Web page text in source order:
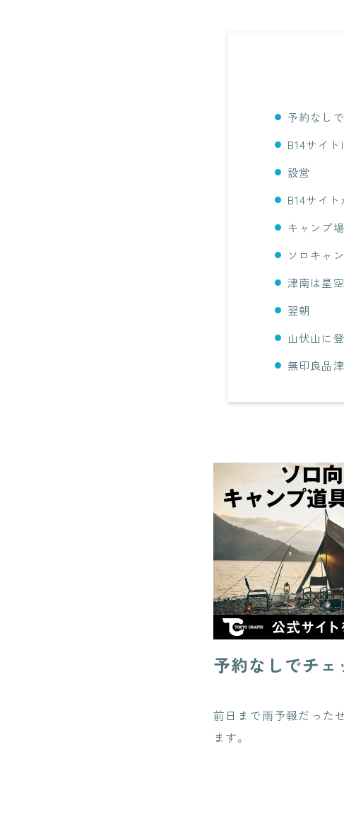
予約なし
B14サイト
設営
B14サイ
キャンプ
ソロキャ
津南は星
翌朝
山伏山に
無印良品
予約なしでチェ
前日まで雨予報だった
ます。